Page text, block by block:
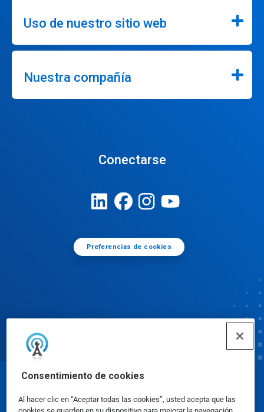
Consentimiento de cookies
Al hacer clic en “Aceptar todas las cookies”, usted acepta que las
Uso de nuestro sitio web
Nuestra compañía
Conectarse
Preferencias de cookies